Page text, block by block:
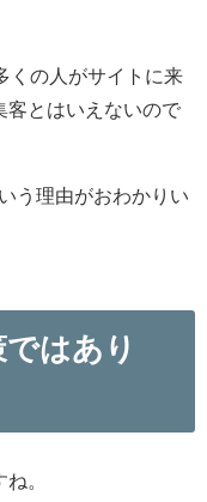
くの人がサイトに来
客とはいえないので
う理由がおわかりい
はあり
。